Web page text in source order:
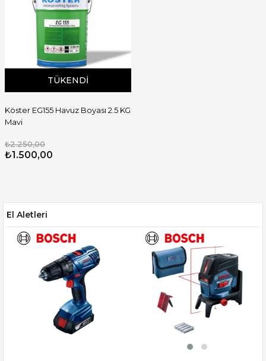
TÜKENDI
Köster EG155 Havuz Boyası 2.5 KG
Mavi
₺2.250,00
₺1.500,00
El Aletleri